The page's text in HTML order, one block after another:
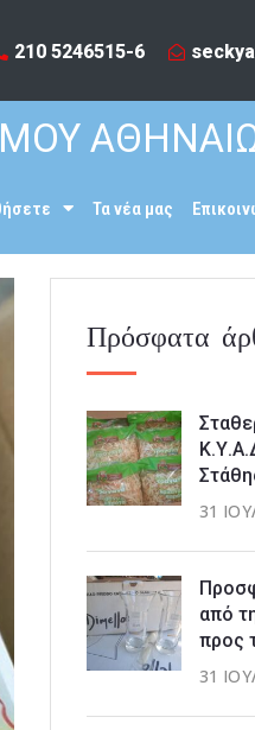
210 5246515-6​
Τα νέα μας
Πρόσφατα
31
από
προς
31